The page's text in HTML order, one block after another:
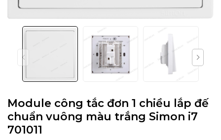
Module công tắc đơn 1 chiều lắp đế
chuẩn vuông màu trắng Simon i7
701011